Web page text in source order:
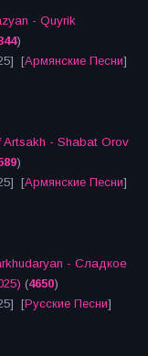
- Quyrik
)
[Армянские Песни]
Artsakh - Shabat Orov
)
[Армянские Песни]
- Сладкое
(4650)
[Русские Песни]